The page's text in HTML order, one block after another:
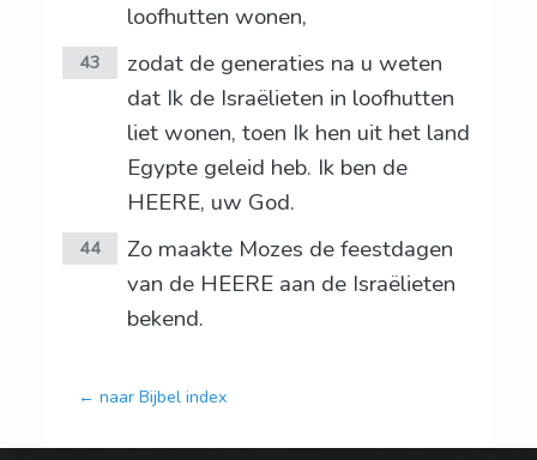
loofhutten wonen,
43
zodat de generaties na u weten
dat Ik de Israëlieten in loofhutten
liet wonen, toen Ik hen uit het land
Egypte geleid heb. Ik ben de
HEERE, uw God.
44
Zo maakte Mozes de feestdagen
van de HEERE aan de Israëlieten
bekend.
← naar Bijbel index